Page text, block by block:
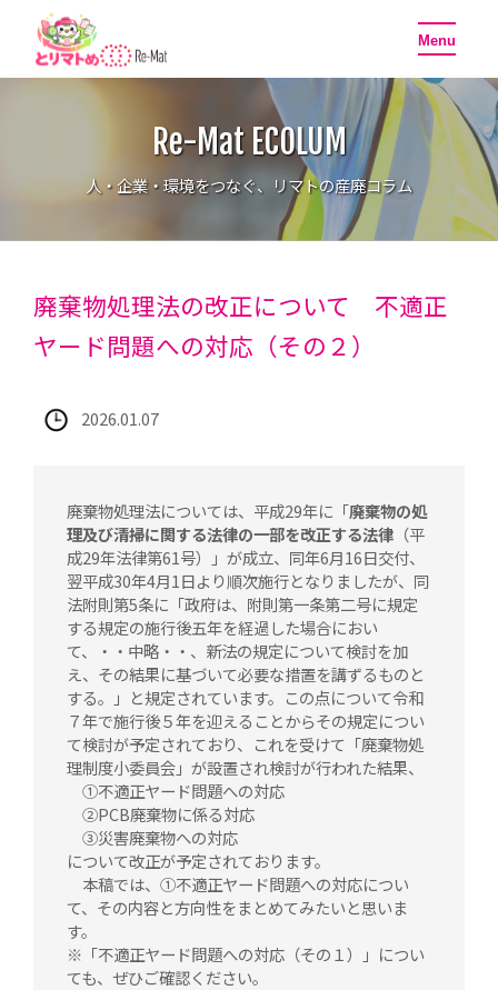
toggle
Menu
Re-Mat ECOLUM
人・企業・環境をつなぐ、リマトの産廃コラム
廃棄物処理法の改正について 不適正
ヤード問題への対応（その２）
2026.01.07
廃棄物処理法については、平成29年に「廃棄物の処
理及び清掃に関する法律の一部を改正する法律 （平
成29年法律第61号）」が成立、同年6月16日交付、
翌平成30年4月1日より順次施行となりましたが、同
法附則第5条に「政府は、附則第一条第二号に規定
する規定の施行後五年を経過した場合におい
て、・・中略・・、新法の規定について検討を加
え、その結果に基づいて必要な措置を講ずるものと
する。」と規定されています。この点について令和
７年で施行後５年を迎えることからその規定につい
て検討が予定されており、これを受けて「廃棄物処
理制度小委員会」が設置され検討が行われた結果、
①不適正ヤード問題への対応
②PCB廃棄物に係る対応
③災害廃棄物への対応
について改正が予定されております。
本稿では、①不適正ヤード問題への対応につい
て、その内容と方向性をまとめてみたいと思いま
す。
※「不適正ヤード問題への対応（その１）」につい
ても、ぜひご確認ください。